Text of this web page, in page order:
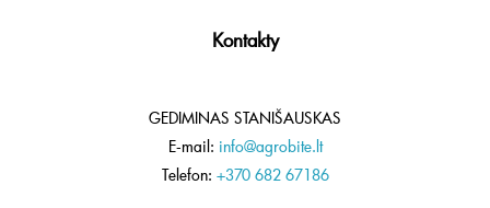
Kontakty
GEDIMINAS STANIŠAUSKAS
E-mail: info@agrobite.lt
Telefon: +370 682 67186